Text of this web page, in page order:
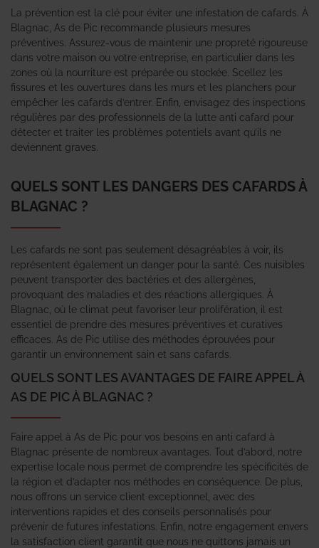
La prévention est la clé pour éviter une infestation de cafards. À
Blagnac, As de Pic recommande plusieurs mesures
préventives. Assurez-vous de maintenir une propreté rigoureuse
dans votre maison ou votre entreprise, en particulier dans les
zones où la nourriture est préparée ou stockée. Scellez les
fissures et les ouvertures dans les murs et les planchers pour
empêcher les cafards d’entrer. Enfin, envisagez des inspections
régulières par des professionnels de la lutte anti cafard pour
détecter et traiter les problèmes potentiels avant qu’ils ne
deviennent graves.
QUELS SONT LES DANGERS DES CAFARDS À
BLAGNAC ?
Les cafards ne sont pas seulement désagréables à voir, ils
représentent également un danger pour la santé. Ces nuisibles
peuvent transporter des bactéries et des allergènes,
provoquant des maladies et des réactions allergiques. À
Blagnac, où le climat peut favoriser leur prolifération, il est
essentiel de prendre des mesures préventives et curatives
efficaces. As de Pic utilise des méthodes éprouvées pour
garantir un environnement sain et sans cafards.
QUELS SONT LES AVANTAGES DE FAIRE APPEL À
AS DE PIC À BLAGNAC ?
Faire appel à As de Pic pour vos besoins en anti cafard à
Blagnac présente de nombreux avantages. Tout d’abord, notre
expertise locale nous permet de comprendre les spécificités de
la région et d’adapter nos méthodes en conséquence. De plus,
nous offrons un service client exceptionnel, avec des
interventions rapides et des conseils personnalisés pour
prévenir de futures infestations. Enfin, notre engagement envers
la satisfaction client garantit que nous ne quittons jamais un